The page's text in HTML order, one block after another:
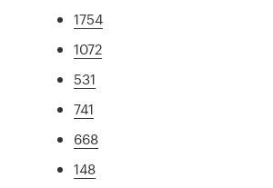
1754
1072
531
741
668
148